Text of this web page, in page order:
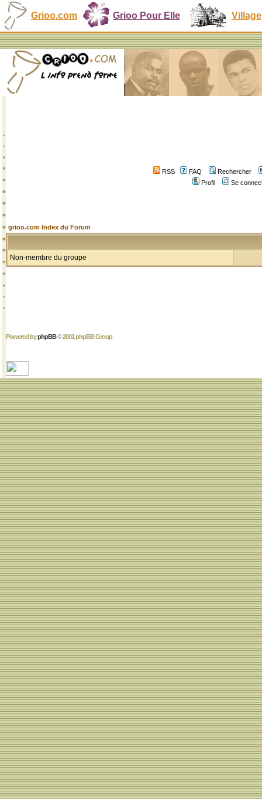
Grioo.com Grioo Pour Elle Village
RSS FAQ
Rechercher
Profil
Se
grioo.com Index du Forum
Non-membre du groupe
Powered byphpBB© 2001 phpBB Group